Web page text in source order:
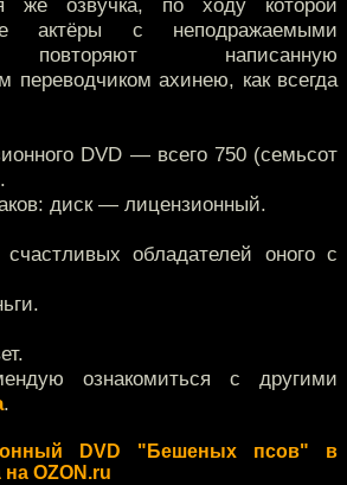
же озвучка, по ходу которой
актёры с неподражаемыми
повторяют написанную
переводчиком ахинею, как всегда
DVD — всего 750 (семьсот
диск — лицензионный.
обладателей оного с
ознакомиться с другими
.
DVD "Бешеных псов" в
OZON.ru